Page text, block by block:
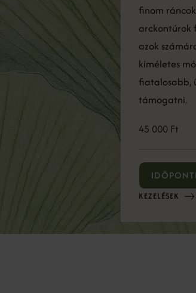
finom
arckontúrok
azok
kíméletes
fiatalosabb,
támogatni.
45 000 Ft
KEZELÉSEK